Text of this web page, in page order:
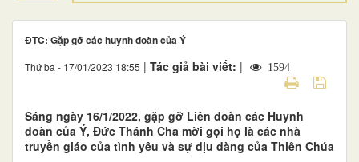
ĐTC: Gặp gỡ các huynh đoàn của Ý
Thứ ba - 17/01/2023 18:55 | Tác giả bài viết: | 1594
Sáng ngày 16/1/2022, gặp gỡ Liên đoàn các Huynh
đoàn của Ý, Đức Thánh Cha mời gọi họ là các nhà
truyền giáo của tình yêu và sự dịu dàng của Thiên Chúa